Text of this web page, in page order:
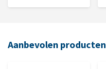
Aanbevolen producten